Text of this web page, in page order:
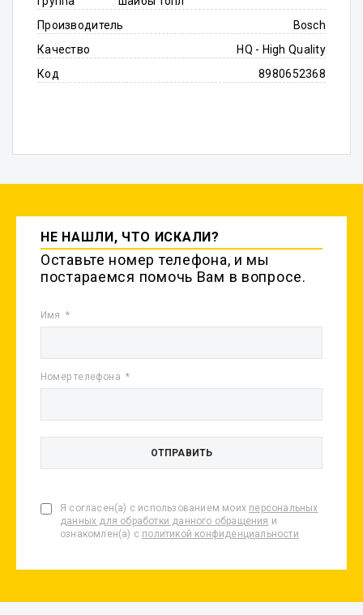
Производитель
Bosch
Качество
HQ - High Quality
Код
8980652368
НЕ НАШЛИ, ЧТО ИСКАЛИ?
Оставьте номер телефона, и мы
постараемся помочь Вам в вопросе.
Имя
Номер телефона
Я согласен(а) с использованием моих персональных
данных для обработки данного обращения и
ознакомлен(а) с политикой конфиденциальности